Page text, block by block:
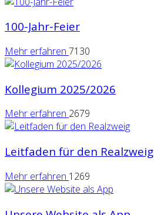
100-Jahr-Feier
Mehr erfahren 7130
Kollegium 2025/2026
Mehr erfahren 2679
Leitfaden für den Realzweig
Mehr erfahren 1269